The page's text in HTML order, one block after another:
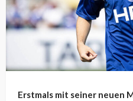
Erstmals mit seiner neuen